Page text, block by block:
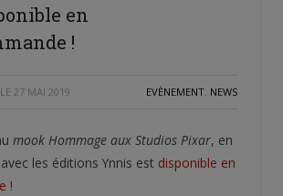
en
!
LE 27 MAI 2019 EVÈNEMENT, NEWS
mook Hommage aux Studios Pixar, en
les éditions Ynnis est disponible en
!